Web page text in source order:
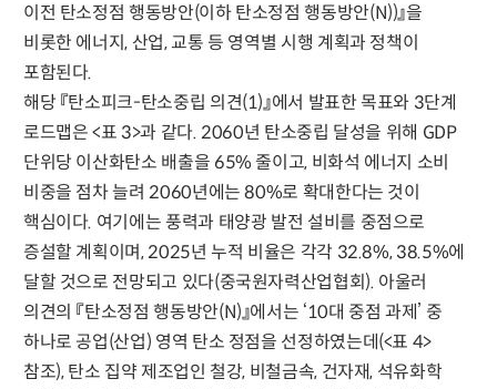
이전 탄소정점 행동방안(이하 탄소정점 행동방안(N))』을
비롯한 에너지, 산업, 교통 등 영역별 시행 계획과 정책이
포함된다.
해당 『탄소피크-탄소중립 의견(1)』에서 발표한 목표와 3단계
로드맵은 <표 3>과 같다. 2060년 탄소중립 달성을 위해 GDP
단위당 이산화탄소 배출을 65% 줄이고, 비화석 에너지 소비
비중을 점차 늘려 2060년에는 80%로 확대한다는 것이
핵심이다. 여기에는 풍력과 태양광 발전 설비를 중점으로
증설할 계획이며, 2025년 누적 비율은 각각 32.8%, 38.5%에
달할 것으로 전망되고 있다(중국원자력산업협회). 아울러
의견의 『탄소정점 행동방안(N)』에서는 ‘10대 중점 과제’ 중
하나로 공업(산업) 영역 탄소 정점을 선정하였는데(<표 4>
참조), 탄소 집약 제조업인 철강, 비철금속, 건자재, 석유화학